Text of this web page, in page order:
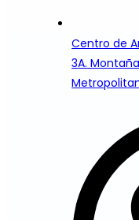
Centro de
3A.